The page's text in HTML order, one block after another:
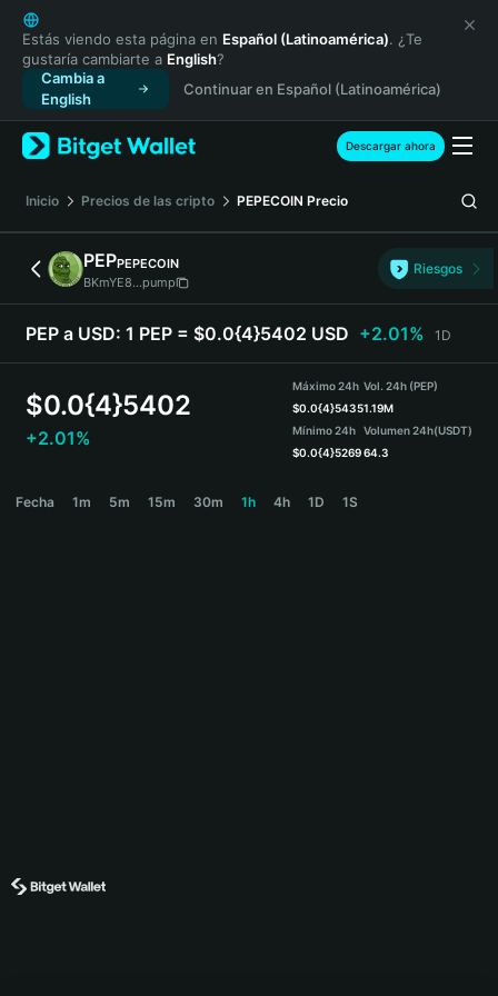
English
日本語
Tiếng Việt
Русский
Español (Latinoamérica)
Türkçe
Français
Deutsch
简体中文
繁體中文
Português (Portugal)
Bahasa Indonesia
ภาษาไทย
Español
Español (Argentina)
Estás viendo esta página en Español (Latinoamérica). ¿Te
gustaría cambiarte a English?
Cambia a
English
Continuar en Español (Latinoamérica)
Descargar ahora
Inicio Precios de las cripto PEPECOIN Precio
PEPPEPECOIN
BKmYE8...pump
Riesgos
PEP a USD: 1 PEP = $0.0{4}5402 USD +2.01% 1D
$0.0{4}5402
+2.01%
Máximo 24h
$0.0{4}5435
Mínimo 24h
$0.0{4}5269
Vol. 24h (PEP)
1.19M
Volumen 24h(USDT)
64.3
Fecha 1m 5m 15m 30m 1h 4h 1D 1S